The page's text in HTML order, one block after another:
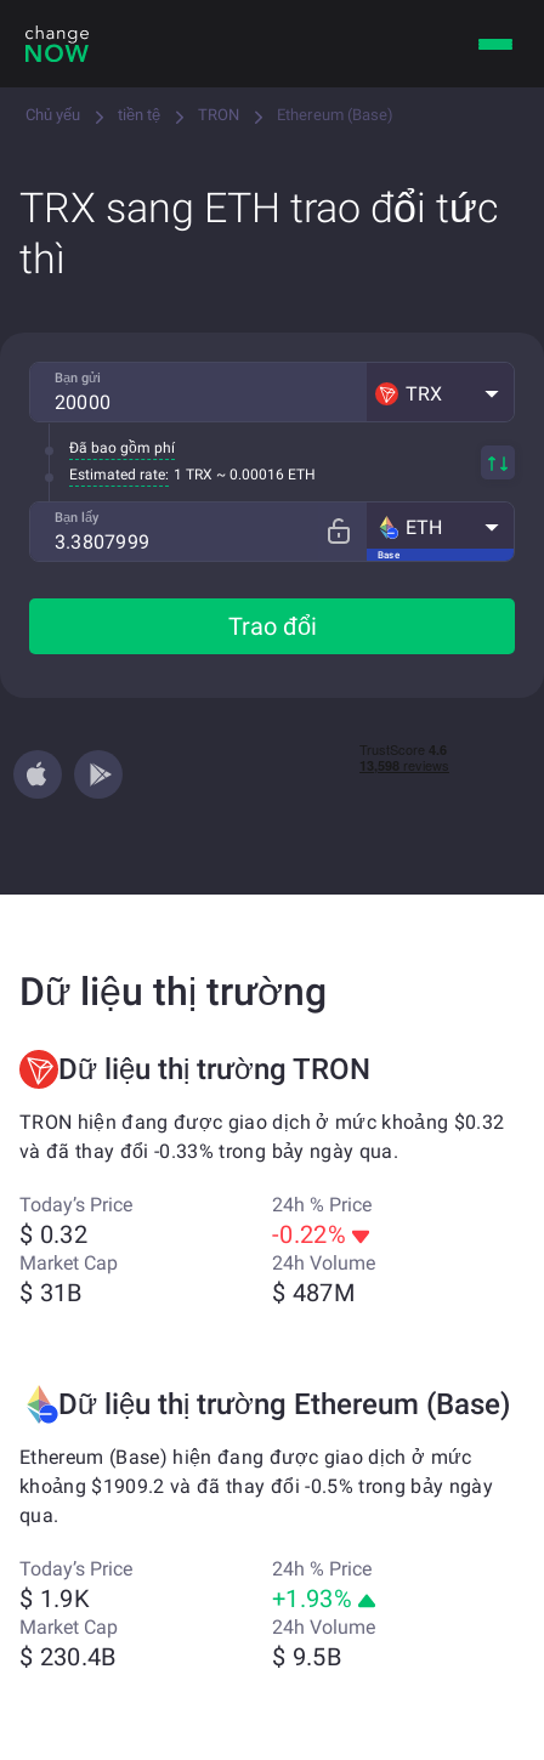
Chủ yếu tiền tệ TRON Ethereum (Base)
TRX sang ETH trao đổi tức
thì
Bạn gửi
TRX
Đã bao gồm phí
Estimated rate: 1 TRX ~ 0.00016 ETH
Bạn lấy
Base
ETH
Trao đổi
Dữ liệu thị trường
Dữ liệu thị trường TRON
TRON hiện đang được giao dịch ở mức khoảng $0.32
và đã thay đổi -0.33% trong bảy ngày qua.
Today’s Price
$ 0.32
24h % Price
-0.22%
Market Cap
$ 31B
24h Volume
$ 487M
Dữ liệu thị trường Ethereum (Base)
Ethereum (Base) hiện đang được giao dịch ở mức
khoảng $1909.2 và đã thay đổi -0.5% trong bảy ngày
qua.
Today’s Price
$ 1.9K
24h % Price
+1.93%
Market Cap
$ 230.4B
24h Volume
$ 9.5B